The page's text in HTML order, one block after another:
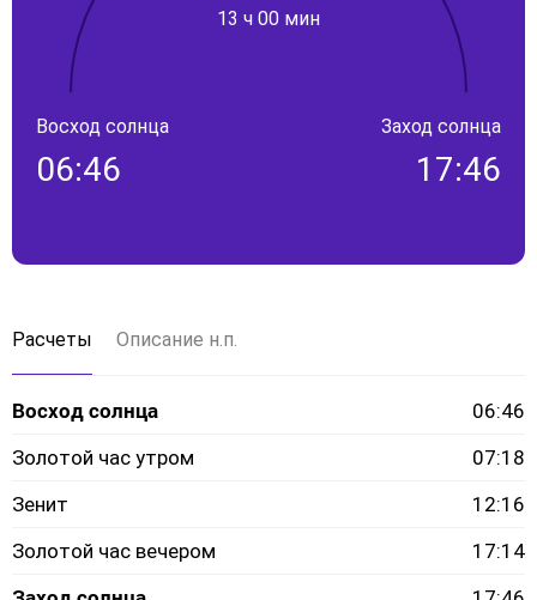
13 ч 00 мин
Восход солнца
06:46
Заход солнца
17:46
Расчеты Описание н.п.
Восход солнца
06:46
Золотой час утром
07:18
Зенит
12:16
Золотой час вечером
17:14